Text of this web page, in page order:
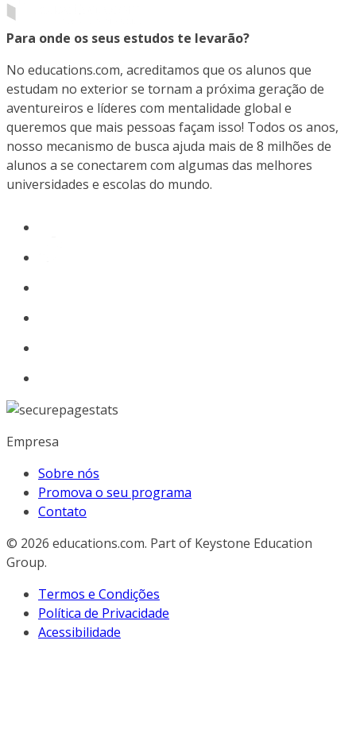
Para onde os seus estudos te levarão?
No educations.com, acreditamos que os alunos que
estudam no exterior se tornam a próxima geração de
aventureiros e líderes com mentalidade global e
queremos que mais pessoas façam isso! Todos os anos,
nosso mecanismo de busca ajuda mais de 8 milhões de
alunos a se conectarem com algumas das melhores
universidades e escolas do mundo.
Empresa
Sobre nós
Promova o seu programa
Contato
© 2026 educations.com. Part of Keystone Education
Group.
Termos e Condições
Política de Privacidade
Acessibilidade